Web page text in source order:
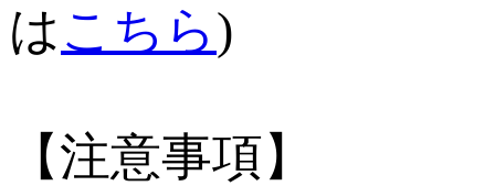
はこちら)
【注意事項】